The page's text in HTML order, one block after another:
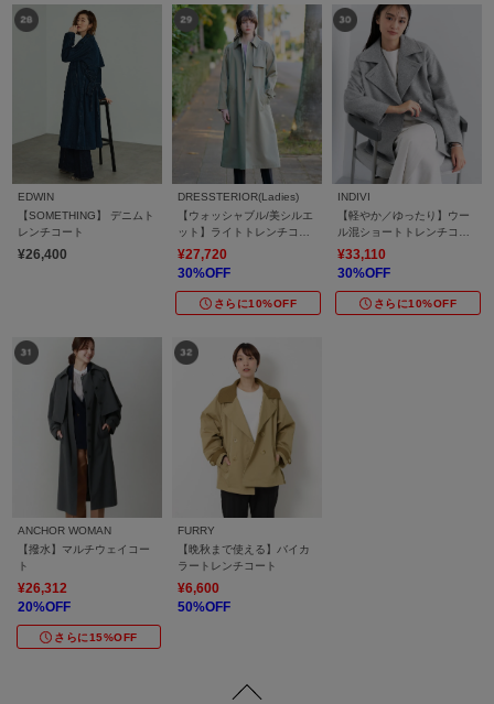
EDWIN
【SOMETHING】 デニムト
レンチコート
¥26,400
DRESSTERIOR(Ladies)
【ウォッシャブル/美シルエ
ット】ライトトレンチコー
ト
¥27,720
30%OFF
さらに10%OFF
INDIVI
【軽やか／ゆったり】ウー
ル混ショートトレンチコー
ト
¥33,110
30%OFF
さらに10%OFF
ANCHOR WOMAN
【撥水】マルチウェイコー
ト
¥26,312
20%OFF
さらに15%OFF
FURRY
【晩秋まで使える】バイカ
ラートレンチコート
¥6,600
50%OFF